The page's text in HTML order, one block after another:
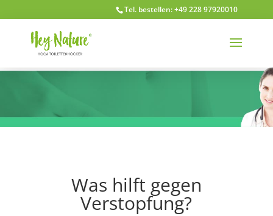
Tel. bestellen: +49 228 97920010
Was hilft gegen
Verstopfung?